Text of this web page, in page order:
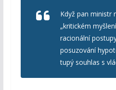
Když pan ministr
„kritickém
racionální
posuzování
tupý souhlas s